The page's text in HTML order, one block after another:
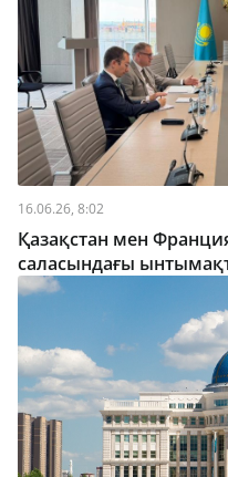
16.06.26, 8:02
Қазақстан мен
саласындағы